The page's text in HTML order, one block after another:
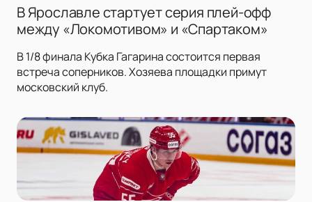
В Ярославле стартует серия плей-офф
между «Локомотивом» и «Спартаком»
В 1/8 финала Кубка Гагарина состоится первая
встреча соперников. Хозяева площадки примут
московский клуб.